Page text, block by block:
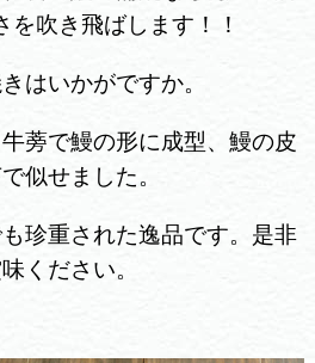
を吹き飛ばします！！
はいかがですか。
蒡で鰻の形に成型、鰻の皮
似せました。
珍重された逸品です。是非
ください。